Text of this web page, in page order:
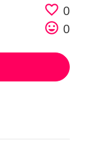
favorite_border 0
tag_faces 0